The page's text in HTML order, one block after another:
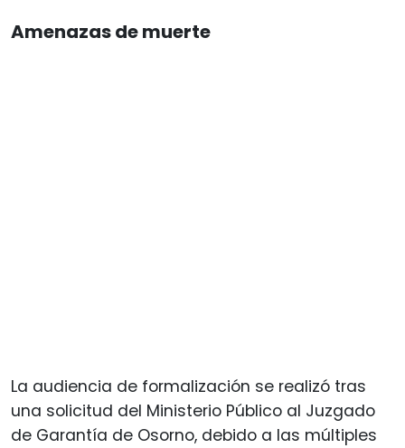
Amenazas de muerte
La audiencia de formalización se realizó tras
una solicitud del Ministerio Público al Juzgado
de Garantía de Osorno, debido a las múltiples